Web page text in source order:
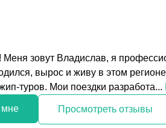
Меня зовут Владислав, я
вырос и живу в этом
туров. Мои поездки разработа...
мне Просмотреть отзывы